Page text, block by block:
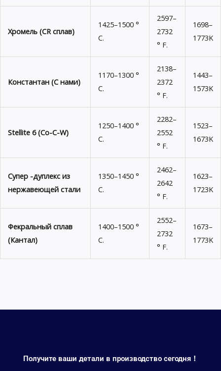
Хромель (CR сплав)
1425–1500 °
C.
2597–
2732
° F.
1698–
1773K
Константан (С нами)
1170–1300 °
C.
2138–
2372
° F.
1443–
1573K
Stellite 6 (Co-C-W)
1250–1400 °
C.
2282–
2552
° F.
1523–
1673K
Супер -дуплекс из
нержавеющей стали
1350–1450 °
C.
2462–
2642
° F.
1623–
1723K
Фекральный сплав
(Кантал)
1400–1500 °
C.
2552–
2732
° F.
1673–
1773K
Получите ваши детали в производство сегодня！